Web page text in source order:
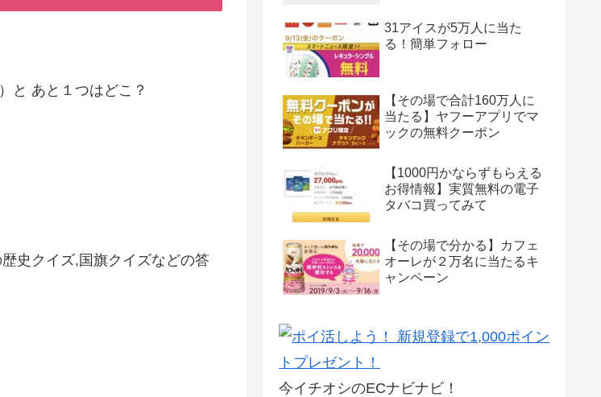
と あと１つはどこ？
史クイズ,国旗クイズなどの答
31アイスが5万人に当た
る！簡単フォロー
【その場で合計160万人に
当たる】ヤフーアプリでマ
ックの無料クーポン
【1000円かならずもらえる
お得情報】実質無料の電子
タバコ買ってみて
【その場で分かる】カフェ
オーレが２万名に当たるキ
ャンペーン
今イチオシのECナビナビ！